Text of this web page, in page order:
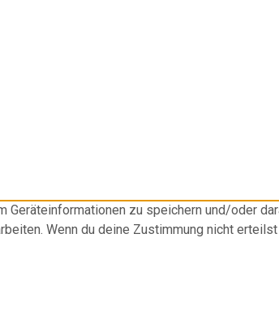
zu speichern und/oder
Wenn du deine Zustimmung nicht